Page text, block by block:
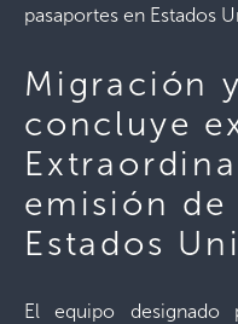
pasaportes en Estados
Migración
concluye
emisión de
Estados
El equipo